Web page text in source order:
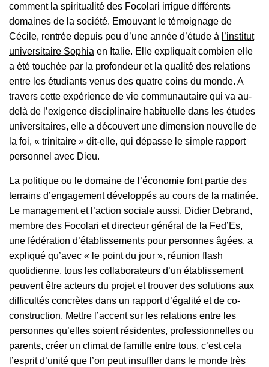
comment la spiritualité des Focolari irrigue différents
domaines de la société. Emouvant le témoignage de
Cécile, rentrée depuis peu d’une année d’étude à l’institut
universitaire Sophia en Italie. Elle expliquait combien elle
a été touchée par la profondeur et la qualité des relations
entre les étudiants venus des quatre coins du monde. A
travers cette expérience de vie communautaire qui va au-
delà de l’exigence disciplinaire habituelle dans les études
universitaires, elle a découvert une dimension nouvelle de
la foi, « trinitaire » dit-elle, qui dépasse le simple rapport
personnel avec Dieu.
La politique ou le domaine de l’économie font partie des
terrains d’engagement développés au cours de la matinée.
Le management et l’action sociale aussi. Didier Debrand,
membre des Focolari et directeur général de la Fed’Es,
une fédération d’établissements pour personnes âgées, a
expliqué qu’avec « le point du jour », réunion flash
quotidienne, tous les collaborateurs d’un établissement
peuvent être acteurs du projet et trouver des solutions aux
difficultés concrètes dans un rapport d’égalité et de co-
construction. Mettre l’accent sur les relations entre les
personnes qu’elles soient résidentes, professionnelles ou
parents, créer un climat de famille entre tous, c’est cela
l’esprit d’unité que l’on peut insuffler dans le monde très